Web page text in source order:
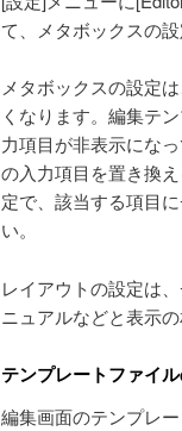
て、メタボックスの
メタボックスの設定
くなります。編集テ
力項目が非表示にな
の入力項目を置き換
定で、該当する項目
い。
レイアウトの設定は
ニュアルなどと表示
テンプレートファイ
編集画面のテンプレ